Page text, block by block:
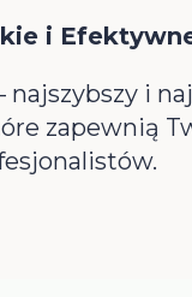
i
najszybszy i
zapewnią